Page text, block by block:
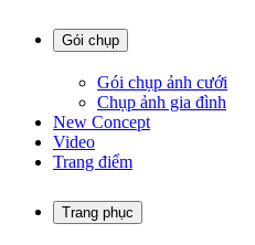
Gói chụp
Gói chụp ảnh cưới
Chụp ảnh gia đình
New Concept
Video
Trang điểm
Trang phục